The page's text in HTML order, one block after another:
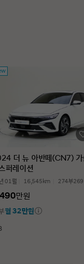
더 뉴 아반떼(CN7)
퍼레이션
01월 16,545km 274부
만원
월 32만원